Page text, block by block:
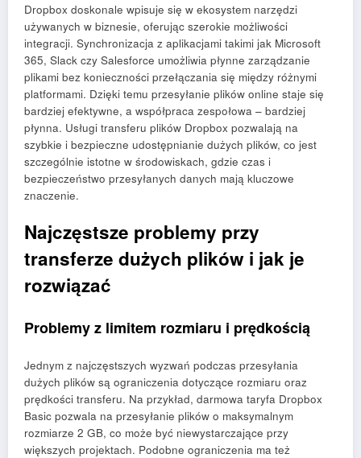
Dropbox doskonale wpisuje się w ekosystem narzędzi
używanych w biznesie, oferując szerokie możliwości
integracji. Synchronizacja z aplikacjami takimi jak Microsoft
365, Slack czy Salesforce umożliwia płynne zarządzanie
plikami bez konieczności przełączania się między różnymi
platformami. Dzięki temu przesyłanie plików online staje się
bardziej efektywne, a współpraca zespołowa – bardziej
płynna. Usługi transferu plików Dropbox pozwalają na
szybkie i bezpieczne udostępnianie dużych plików, co jest
szczególnie istotne w środowiskach, gdzie czas i
bezpieczeństwo przesyłanych danych mają kluczowe
znaczenie.
Najczęstsze problemy przy
transferze dużych plików i jak je
rozwiązać
Problemy z limitem rozmiaru i prędkością
Jednym z najczęstszych wyzwań podczas przesyłania
dużych plików są ograniczenia dotyczące rozmiaru oraz
prędkości transferu. Na przykład, darmowa taryfa Dropbox
Basic pozwala na przesyłanie plików o maksymalnym
rozmiarze 2 GB, co może być niewystarczające przy
większych projektach. Podobne ograniczenia ma też